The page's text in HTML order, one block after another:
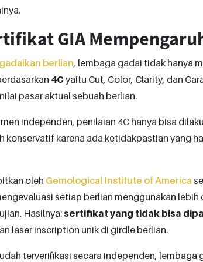
GIA
berlian, lembaga gadai tidak hanya
4Cyaitu Cut, Color, Clarity, dan
pasar aktual sebuah berlian.
independen, penilaian 4C hanya bisa
konservatif karena ada ketidakpastian yang
oleh Gemological Institute of America
setiap berlian menggunakan
Hasilnya:sertifikat yang tidak bisa
laser inscription unik di girdle berlian.
terverifikasi secara independen, lembaga